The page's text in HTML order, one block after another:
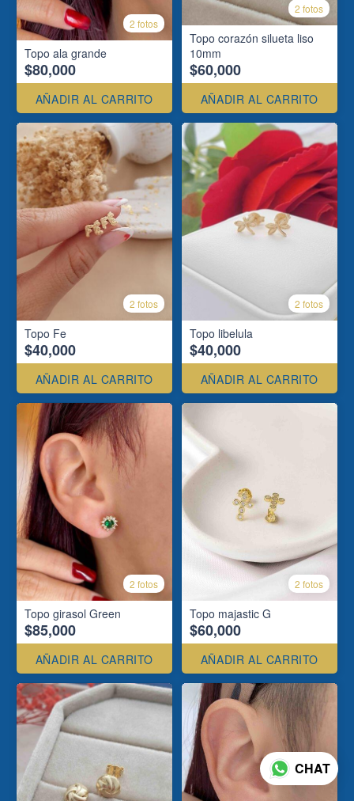
2 fotos
Topo ala grande
$80,000
AÑADIR AL CARRITO
2 fotos
Topo corazón silueta liso
10mm
$60,000
AÑADIR AL CARRITO
2 fotos
Topo Fe
$40,000
AÑADIR AL CARRITO
2 fotos
Topo libelula
$40,000
AÑADIR AL CARRITO
2 fotos
Topo girasol Green
$85,000
AÑADIR AL CARRITO
2 fotos
Topo majastic G
$60,000
AÑADIR AL CARRITO
CHAT